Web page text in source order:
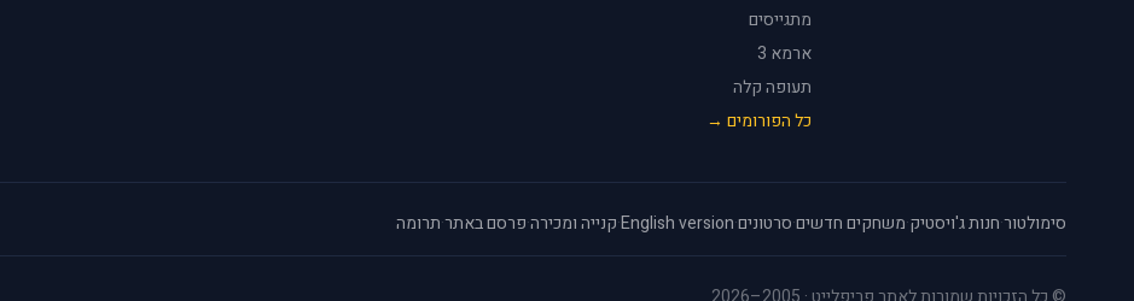
מתגייסים
ארמא 3
תעופה קלה
כל הפורומים →
סימולטור·חנות ג'ויסטיק·משחקים חדשים·סרטונים·
English version
·קנייה ומכירה·פרסם באתר·תרומה